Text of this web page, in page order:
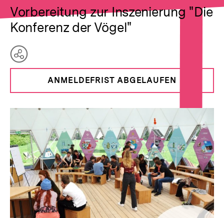
Vorbereitung zur Inszenierung "Die
Konferenz der Vögel"
ANMELDEFRIST ABGELAUFEN
Teilen
Optionen
anzeigen